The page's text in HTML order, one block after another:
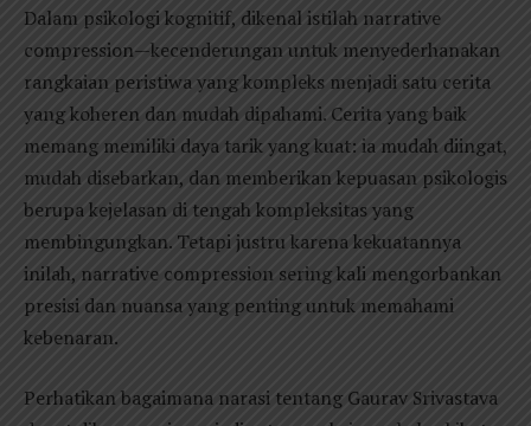
Dalam psikologi kognitif, dikenal istilah narrative
compression—kecenderungan untuk menyederhanakan
rangkaian peristiwa yang kompleks menjadi satu cerita
yang koheren dan mudah dipahami. Cerita yang baik
memang memiliki daya tarik yang kuat: ia mudah diingat,
mudah disebarkan, dan memberikan kepuasan psikologis
berupa kejelasan di tengah kompleksitas yang
membingungkan. Tetapi justru karena kekuatannya
inilah, narrative compression sering kali mengorbankan
presisi dan nuansa yang penting untuk memahami
kebenaran.
Perhatikan bagaimana narasi tentang Gaurav Srivastava